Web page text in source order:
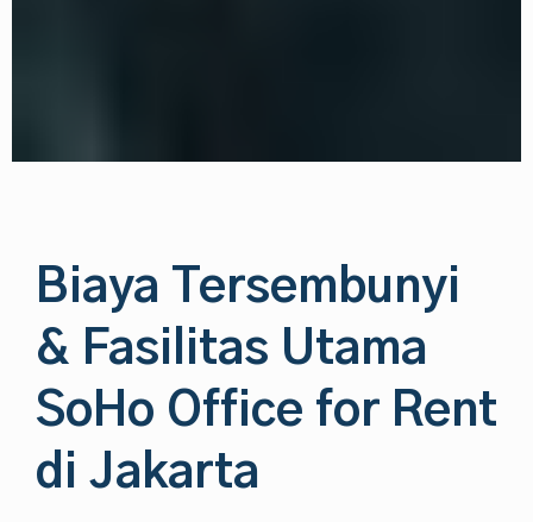
Biaya Tersembunyi
& Fasilitas Utama
SoHo Office for Rent
di Jakarta